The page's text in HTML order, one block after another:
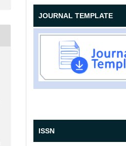
JOURNAL TEMPLATE
ISSN